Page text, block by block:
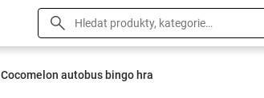
Cocomelon autobus bingo hra